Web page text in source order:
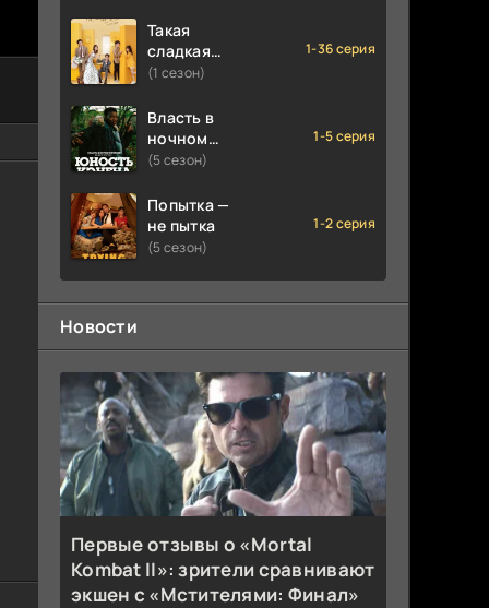
Такая
сладкая
любовь
(1 сезон)
1-36 серия
Власть в
ночном
городе.
третья:
Юность
Кэнена
(5 сезон)
1-5 серия
Попытка —
не пытка
(5 сезон)
1-2 серия
Новости
Первые отзывы о «Mortal
Kombat II»: зрители сравнивают
экшен с «Мстителями: Финал»